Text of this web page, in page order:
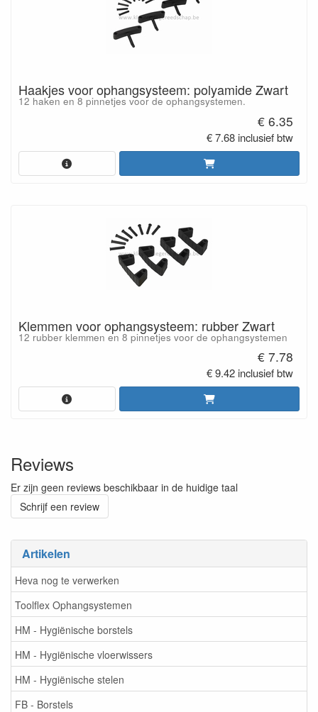
Artikelen
Heva nog te verwerken
Toolflex Ophangsystemen
HM - Hygiënische borstels
HM - Hygiënische vloerwissers
HM - Hygiënische stelen
FB - Borstels
Haakjes voor ophangsysteem: polyamide Zwart
12 haken en 8 pinnetjes voor de ophangsystemen.
€ 6.35
€ 7.68 inclusief btw
Klemmen voor ophangsysteem: rubber Zwart
12 rubber klemmen en 8 pinnetjes voor de ophangsystemen
€ 7.78
€ 9.42 inclusief btw
Reviews
Er zijn geen reviews beschikbaar in de huidige taal
Schrijf een review